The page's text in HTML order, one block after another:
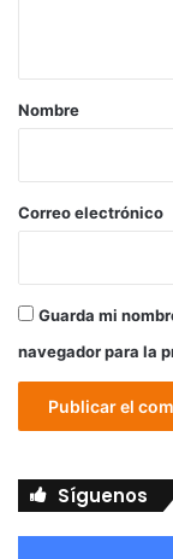
r
*
Nombre
Correo electrónico
Guarda mi
navegador para la
Síguenos